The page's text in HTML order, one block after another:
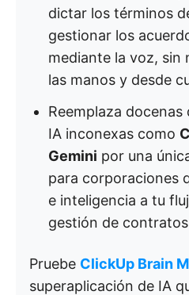
dictar los términos
gestionar los
mediante la voz, sin
las manos y desde
Reemplaza
IA inconexas como
Gemini por una
para corporaciones
e inteligencia a tu
gestión de
Pruebe ClickUp Brain
superaplicación de IA